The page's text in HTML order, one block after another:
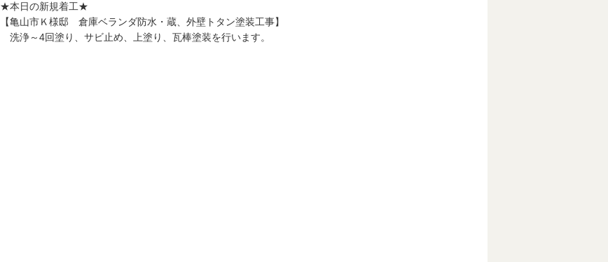
★本日の新規着工★
【亀山市Ｋ様邸 倉庫ベランダ防水・蔵、外壁トタン塗装工事】
洗浄～4回塗り、サビ止め、上塗り、瓦棒塗装を行います。